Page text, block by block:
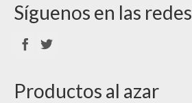
Síguenos en las redes
Productos al azar